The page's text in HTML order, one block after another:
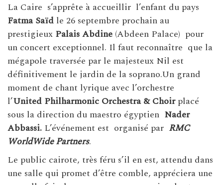
La Caire s’apprête à accueillir l’enfant du pays
Fatma Saïd le 26 septembre prochain au
prestigieux Palais Abdine (Abdeen Palace) pour
un concert exceptionnel. Il faut reconnaître que la
mégapole traversée par le majesteux Nil est
définitivement le jardin de la soprano.Un grand
moment de chant lyrique avec l’orchestre
l’United Philharmonic Orchestra & Choirplacé
sous la direction du maestro égyptien Nader
Abbassi. L’événement est organisé par RMC
WorldWide Partners.
Le public cairote, très féru s’il en est, attendu dans
une salle qui promet d’être comble, appréciera une